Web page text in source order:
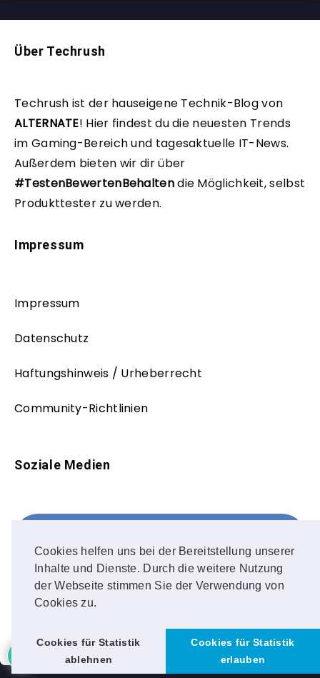
Cookies helfen uns bei der Bereitstellung unserer
Inhalte und Dienste. Durch die weitere Nutzung
der Webseite stimmen Sie der Verwendung von
Cookies zu.
Cookies für Statistik
ablehnen
Cookies für Statistik
erlauben
Über Techrush
Techrush ist der hauseigene Technik-Blog von
ALTERNATE! Hier findest du die neuesten Trends
im Gaming-Bereich und tagesaktuelle IT-News.
Außerdem bieten wir dir über
#TestenBewertenBehaltendie Möglichkeit, selbst
Produkttester zu werden.
Impressum
Impressum
Datenschutz
Haftungshinweis / Urheberrecht
Community-Richtlinien
Soziale Medien
FOLLOW ME!
Instagram
OUR PHOTOS!